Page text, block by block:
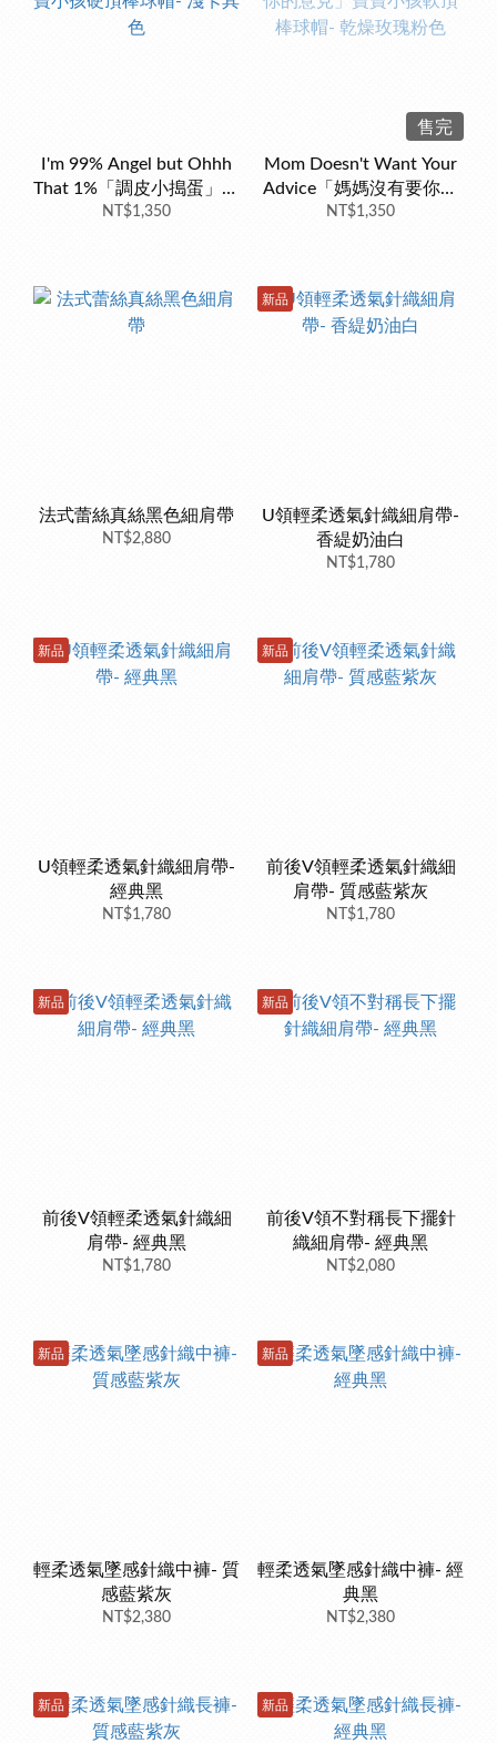
I'm 99% Angel but Ohhh
That 1%「調皮小搗蛋」寶
寶小孩硬頂棒球帽- 淺卡其
NT$1,350
售完
Mom Doesn't Want Your
Advice「媽媽沒有要你的
意見」寶寶小孩軟頂棒球
NT$1,350
法式蕾絲真絲黑色細肩帶
NT$2,880
新品
U領輕柔透氣針織細肩帶-
香緹奶油白
NT$1,780
新品
U領輕柔透氣針織細肩帶-
經典黑
NT$1,780
新品
前後V領輕柔透氣針織細
肩帶- 質感藍紫灰
NT$1,780
新品
前後V領輕柔透氣針織細
肩帶- 經典黑
NT$1,780
新品
前後V領不對稱長下擺針
織細肩帶- 經典黑
NT$2,080
新品
輕柔透氣墜感針織中褲- 質
感藍紫灰
NT$2,380
新品
輕柔透氣墜感針織中褲- 經
典黑
NT$2,380
新品 新品